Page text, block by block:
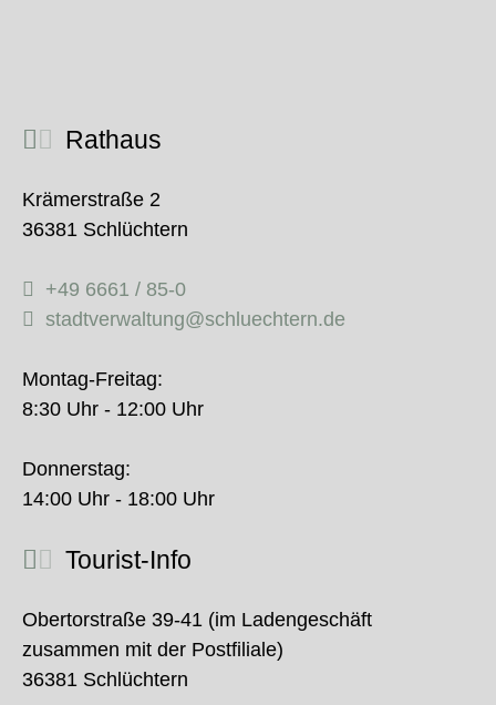
Rathaus
Krämerstraße 2
36381 Schlüchtern
+49 6661 / 85-0
stadtverwaltung@schluechtern.de
Montag-Freitag:
8:30 Uhr - 12:00 Uhr
Donnerstag:
14:00 Uhr - 18:00 Uhr
Tourist-Info
Obertorstraße 39-41 (im Ladengeschäft
zusammen mit der Postfiliale)
36381 Schlüchtern